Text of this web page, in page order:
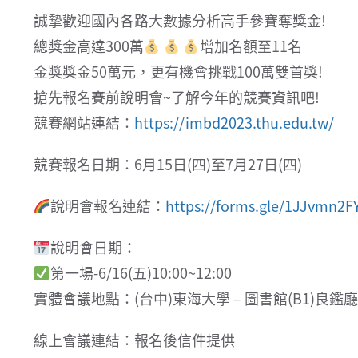
誠摯歡迎國內各路大數據分析高手參賽奪獎金!
總獎金高達300萬
增加名額至11名
金獎獎金50萬元，更有機會挑戰100萬雙首獎!
搶先報名賽前說明會~了解今年的競賽資訊吧!
競賽網站連結： https://imbd2023.thu.edu.tw/
競賽報名日期：6月15日(四)至7月27日(四)
說明會報名連結： https://forms.gle/
說明會日期：
第一場-6/16(五)10:00~12:00
實體會議地點：(台中)東海大學 – 圖書館(B1)良鑑廳
線上會議連結：報名後信件提供